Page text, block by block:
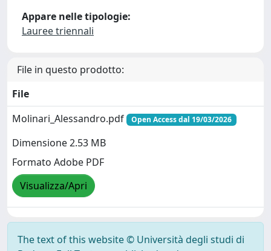
Appare nelle tipologie:
Lauree triennali
File in questo prodotto:
File
Molinari_Alessandro.pdf
Open Access dal 19/03/2026
Dimensione 2.53 MB
Formato Adobe PDF
Visualizza/Apri
The text of this website © Università degli studi di